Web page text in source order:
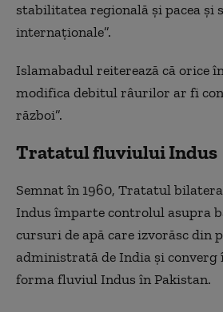
stabilitatea regională şi pacea şi
internaţionale”.
Islamabadul reiterează că orice
modifica debitul râurilor ar fi
război”.
Tratatul fluviului Indus
Semnat în 1960, Tratatul
Indus împarte controlul asupra
cursuri de apă care izvorăsc din
administrată de India şi converg
forma fluviul Indus în Pakistan.